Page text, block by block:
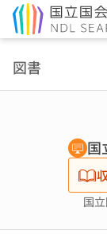
図書
国
国